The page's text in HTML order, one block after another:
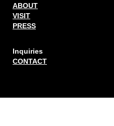
ABOUT
VISIT
PRESS
Inquiries
CONTACT